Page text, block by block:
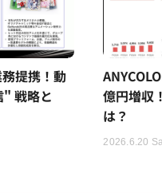
提携！動
戦略と
億円増収
は？
2026.6.20